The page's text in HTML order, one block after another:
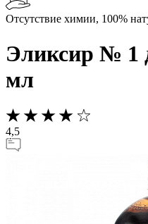
Отсутствие химии, 100%
Эликсир № 1
мл
4,5